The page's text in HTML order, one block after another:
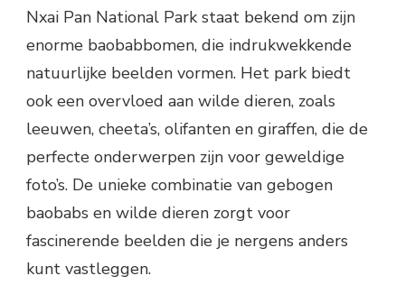
Nxai Pan National Park staat bekend om zijn
enorme baobabbomen, die indrukwekkende
natuurlijke beelden vormen. Het park biedt
ook een overvloed aan wilde dieren, zoals
leeuwen, cheeta’s, olifanten en giraffen, die de
perfecte onderwerpen zijn voor geweldige
foto’s. De unieke combinatie van gebogen
baobabs en wilde dieren zorgt voor
fascinerende beelden die je nergens anders
kunt vastleggen.